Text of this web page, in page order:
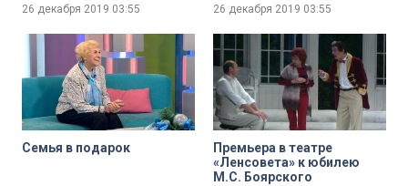
26 декабря 2019 03:55 26 декабря 2019 03:55
Семья в подарок
Премьера в театре
«Ленсовета» к юбилею
М.С. Боярского